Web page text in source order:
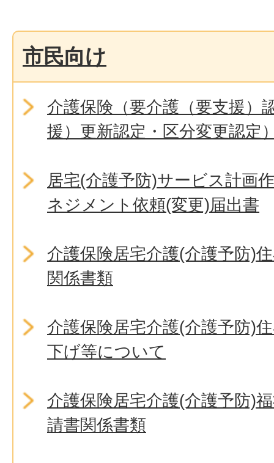
市民向け
介護保険（要介護（要支援）
援）更新認定・区分変更認定
居宅(介護予防)サービス計画
ネジメント依頼(変更)届出書
介護保険居宅介護(介護予防)
関係書類
介護保険居宅介護(介護予防)
下げ等について
介護保険居宅介護(介護予防)
請書関係書類